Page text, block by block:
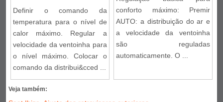
Definir o comando da
temperatura para o nível de
calor máximo. Regular a
velocidade da ventoinha para
o nível máximo. Colocar o
comando da distribui&cced ...
conforto máximo: Premir
AUTO: a distribuição do ar e
a velocidade da ventoinha
são reguladas
automaticamente. O ...
Veja também: